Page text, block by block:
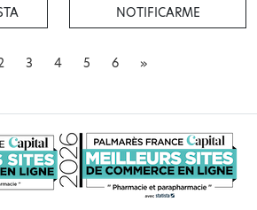
NOTIFICARME
3 4 5 6 »